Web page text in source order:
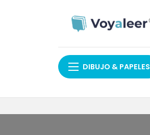
DIBUJO & PAPELES